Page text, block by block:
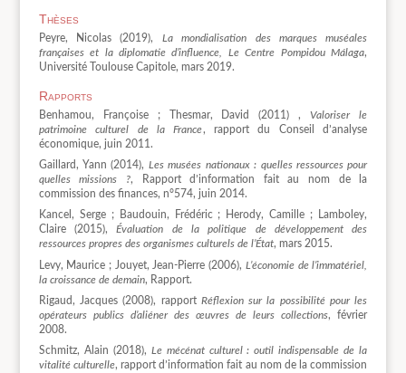
Thèses
Peyre, Nicolas (2019), La mondialisation des marques muséales
françaises et la diplomatie d’influence, Le Centre Pompidou Málaga,
Université Toulouse Capitole, mars 2019.
Rapports
Benhamou, Françoise ; Thesmar, David (2011) ,Valoriser le
patrimoine culturel de la France, rapport du Conseil d’analyse
économique, juin 2011.
Gaillard, Yann (2014), Les musées nationaux : quelles ressources pour
quelles missions ?, Rapport d’information fait au nom de la
commission des finances, n°574, juin 2014.
Kancel, Serge ; Baudouin, Frédéric ; Herody, Camille ; Lamboley,
Claire (2015),Évaluation de la politique de développement des
ressources propres des organismes culturels de l’État, mars 2015.
Levy, Maurice ; Jouyet, Jean-Pierre (2006), L’économie de l’immatériel,
la croissance de demain, Rapport.
Rigaud, Jacques (2008), rapport Réflexion sur la possibilité pour les
opérateurs publics d’aliéner des œuvres de leurs collections, février
2008.
Schmitz, Alain (2018), Le mécénat culturel : outil indispensable de la
vitalité culturelle, rapport d’information fait au nom de la commission